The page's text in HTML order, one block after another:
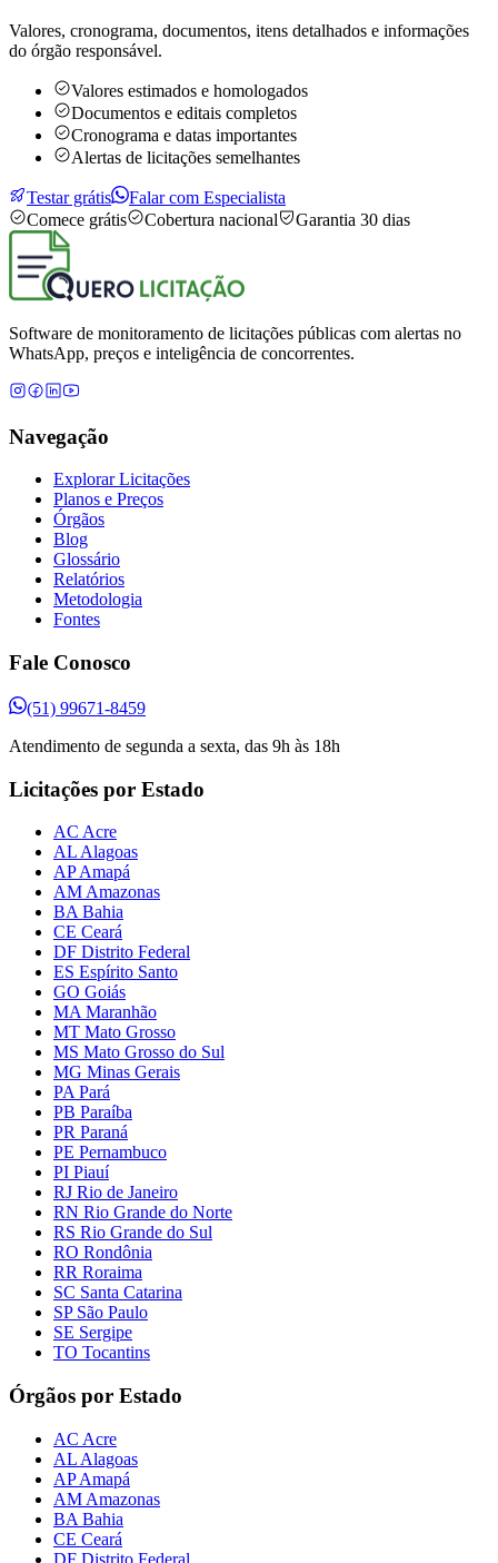
Valores, cronograma, documentos, itens detalhados e informações
do órgão responsável.
Valores estimados e homologados
Documentos e editais completos
Cronograma e datas importantes
Alertas de licitações semelhantes
Testar grátis
Falar com Especialista
Comece grátis
Cobertura nacional Garantia 30 dias
Software de monitoramento de licitações públicas com alertas no
WhatsApp, preços e inteligência de concorrentes.
Navegação
Explorar Licitações
Planos e Preços
Órgãos
Blog
Glossário
Relatórios
Metodologia
Fontes
Fale Conosco
(51) 99671-8459
Atendimento de segunda a sexta, das 9h às 18h
Licitações por Estado
AC Acre
AL Alagoas
AP Amapá
AM Amazonas
BA Bahia
CE Ceará
DF Distrito Federal
ES Espírito Santo
GO Goiás
MA Maranhão
MT Mato Grosso
MS Mato Grosso do Sul
MG Minas Gerais
PA Pará
PB Paraíba
PR Paraná
PE Pernambuco
PI Piauí
RJ Rio de Janeiro
RN Rio Grande do Norte
RS Rio Grande do Sul
RO Rondônia
RR Roraima
SC Santa Catarina
SP São Paulo
SE Sergipe
TO Tocantins
Órgãos por Estado
AC Acre
AL Alagoas
AP Amapá
AM Amazonas
BA Bahia
CE Ceará
DF Distrito Federal